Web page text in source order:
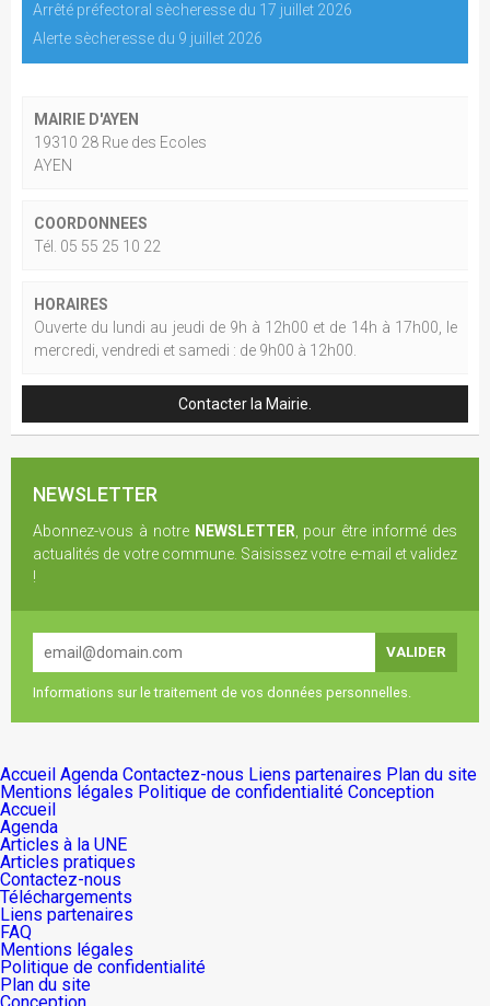
Arrêté préfectoral sècheresse du 17 juillet 2026
Alerte sècheresse du 9 juillet 2026
MAIRIE D'AYEN
19310 28 Rue des Ecoles
AYEN
COORDONNEES
Tél. 05 55 25 10 22
HORAIRES
Ouverte du lundi au jeudi de 9h à 12h00 et de 14h à 17h00, le
mercredi, vendredi et samedi : de 9h00 à 12h00.
Contacter la Mairie.
NEWSLETTER
Abonnez-vous à notre NEWSLETTER , pour être informé des
actualités de votre commune. Saisissez votre e-mail et validez
!
Informations sur le traitement de vos données personnelles.
Accueil Agenda Contactez-nous Liens partenaires Plan du site
Mentions légales Politique de confidentialité Conception
Accueil
Agenda
Articles à la UNE
Articles pratiques
Contactez-nous
Téléchargements
Liens partenaires
FAQ
Mentions légales
Politique de confidentialité
Plan du site
Conception